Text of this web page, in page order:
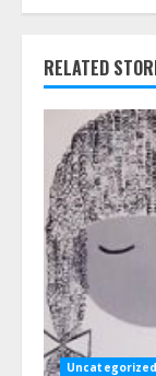
RELATED
Uncategorized